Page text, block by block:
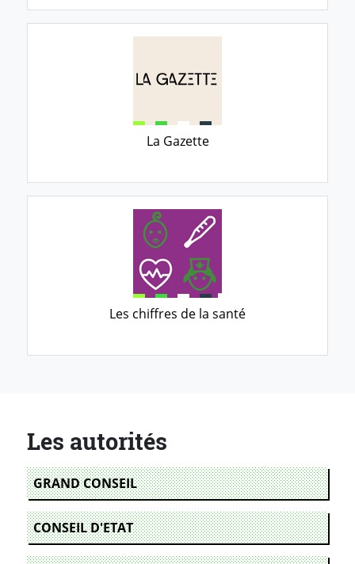
La Gazette
Les chiffres de la santé
Les autorités
GRAND CONSEIL
CONSEIL D'ETAT